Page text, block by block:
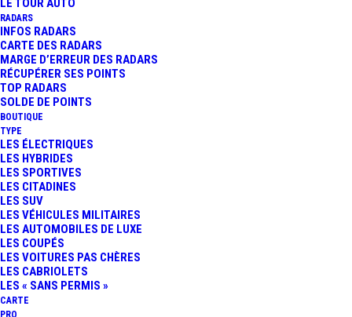
LE TOUR AUTO
RADARS
INFOS RADARS
CARTE DES RADARS
MARGE D’ERREUR DES RADARS
RÉCUPÉRER SES POINTS
TOP RADARS
SOLDE DE POINTS
BOUTIQUE
TYPE
LES ÉLECTRIQUES
LES HYBRIDES
LES SPORTIVES
LES CITADINES
LES SUV
LES VÉHICULES MILITAIRES
LES AUTOMOBILES DE LUXE
LES COUPÉS
LES VOITURES PAS CHÈRES
LES CABRIOLETS
LES « SANS PERMIS »
CARTE
PRO